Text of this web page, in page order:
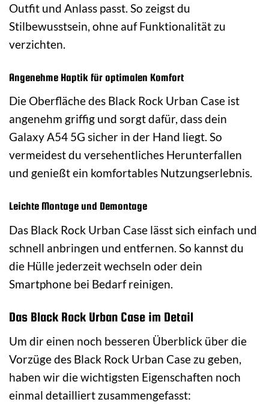
Outfit und Anlass passt. So zeigst du
Stilbewusstsein, ohne auf Funktionalität zu
verzichten.
Angenehme Haptik für optimalen Komfort
Die Oberfläche des Black Rock Urban Case ist
angenehm griffig und sorgt dafür, dass dein
Galaxy A54 5G sicher in der Hand liegt. So
vermeidest du versehentliches Herunterfallen
und genießt ein komfortables Nutzungserlebnis.
Leichte Montage und Demontage
Das Black Rock Urban Case lässt sich einfach und
schnell anbringen und entfernen. So kannst du
die Hülle jederzeit wechseln oder dein
Smartphone bei Bedarf reinigen.
Das Black Rock Urban Case im Detail
Um dir einen noch besseren Überblick über die
Vorzüge des Black Rock Urban Case zu geben,
haben wir die wichtigsten Eigenschaften noch
einmal detailliert zusammengefasst: